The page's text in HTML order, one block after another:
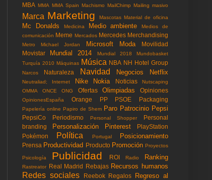
MBA MMA MMA Spain Machismo MailChimp Mailing masivo
Marca Marketing Mascotas Material de oficina
Mc Donalds Medicina Medio ambiente
Medios de
comunicación Meme Mercados Mercedes Merchandising
Metro Michael Jordan Microsoft Moda
Movilidad
Movistar
Mundial 2014 Mundial 2018
Mundobasket
Turquía 2010 Máquinas Música NBA NH Hotel Group
Narcos Naturaleza Navidad Negocios Netflix
Neutraliad; Internet Nike Nokia Noticias
Nutscaping
OMMA
ONCE ONG Ofertas Olimpiadas Opiniones
OpinionesEspaña Orange PP PSOE Packaging
Papelería online Papiro de Shem Paro Patrocinio Pepsi
PepsiCo Periodismo Personal Shopper
Personal
branding
Personalización Pinterest
PlayStation
Pokémon
Política Portugal Posicionamiento
Prensa Productividad Producto Promoción Proyectos
Psicología Publicidad ROI Radio Ranking
Rastreator Real Madrid Rebajas Recursos humanos
Redes sociales Reebok Regalos
Regreso al